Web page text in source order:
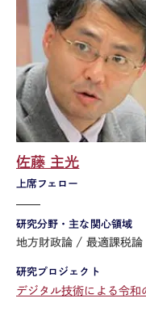
上席フェロー
佐藤 主光
研究分野・主な関心領域
地方財政論 最適課税論
研究プロジェクト
デジタル技術による令和